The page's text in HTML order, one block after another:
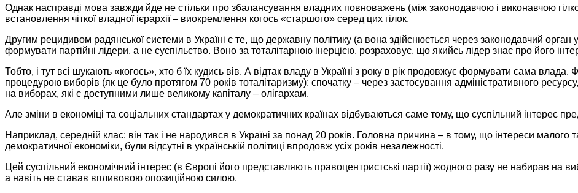
Однак насправді мова завжди йде не стільки про збалансування владних повноважень (між законодавчою і виконавчою
встановлення чіткої владної ієрархії – виокремлення когось «старшого» серед цих гілок.
Другим рецидивом радянської системи в Україні є те, що державну політику (а вона здійснюється через законодавчий
формувати партійні лідери, а не суспільство. Воно за тоталітарною інерцією, розраховує, що якийсь лідер знає про його
Тобто, і тут всі шукають «когось», хто б їх кудись вів. А відтак владу в Україні з року в рік продовжує формувати сама влада.
процедурою виборів (як це було протягом 70 років тоталітаризму): спочатку – через застосування адміністративного
на виборах, які є доступними лише великому капіталу – олігархам.
Але зміни в економіці та соціальних стандартах у демократичних країнах відбуваються саме тому, що суспільний інтерес
Наприклад, середній клас: він так і не народився в Україні за понад 20 років. Головна причина – в тому, що інтереси малого
демократичної економіки, були відсутні в українській політиці впродовж усіх років незалежності.
Цей суспільний економічний інтерес (в Європі його представляють правоцентристські партії) жодного разу не набирав на
а навіть не ставав впливовою опозиційною силою.